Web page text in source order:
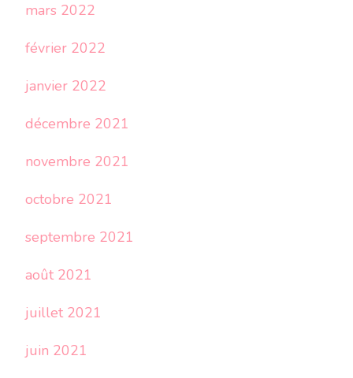
mars 2022
février 2022
janvier 2022
décembre 2021
novembre 2021
octobre 2021
septembre 2021
août 2021
juillet 2021
juin 2021